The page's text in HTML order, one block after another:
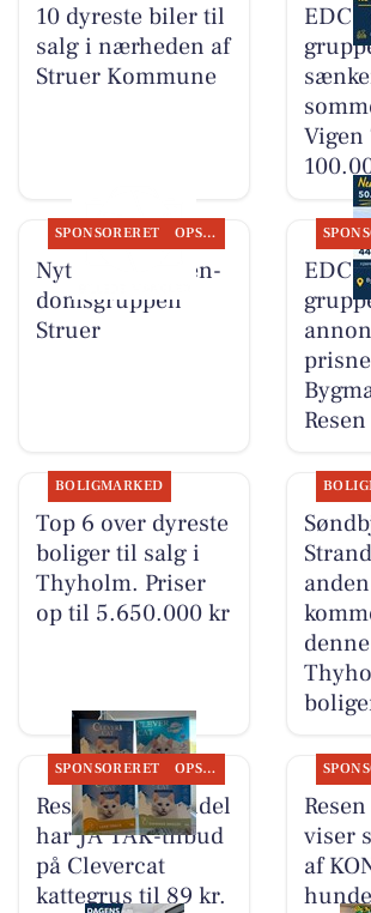
10 dyreste biler til
salg i nærheden af
Struer Kommune
EDC
Vigen
SPONSORERET OPSLAGSTAVLEN
Nyt fra EDC Ejen­
doms­grup­pen
Struer
EDC
Resen
BOLIGMARKED
Top 6 over dyreste
boliger til salg i
Thyholm. Priser
op til 5.650.000 kr
SPONSORERET OPSLAGSTAVLEN
Resen Landhandel
har JA TAK-tilbud
på Clevercat
kattegrus til 89 kr.
viser
af
hunde